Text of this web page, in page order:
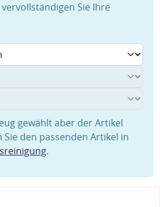
Sie Ihre
gewählt aber der Artikel
Sie den passenden Artikel in
.